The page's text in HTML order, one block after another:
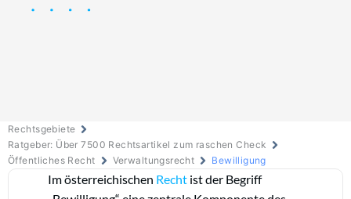
Rechtsgebiete
Ratgeber: Über 7500 Rechtsartikel zum raschen Check
Öffentliches Recht
Verwaltungsrecht Bewilligung
Im österreichischen Recht ist der Begriff